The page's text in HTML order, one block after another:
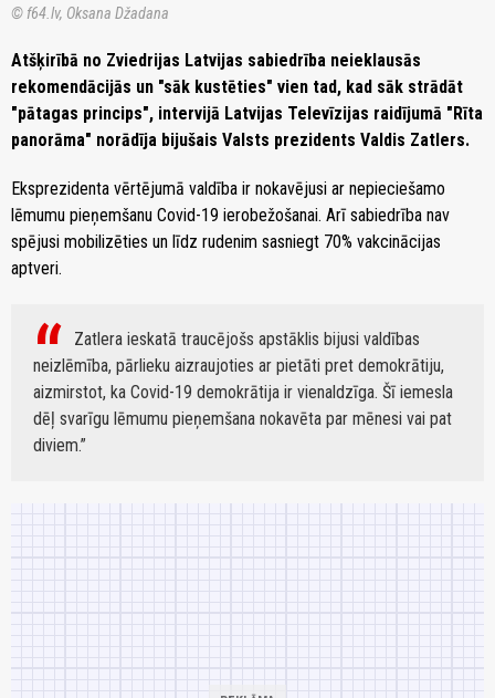
© f64.lv, Oksana Džadana
Atšķirībā no Zviedrijas Latvijas sabiedrība neieklausās
rekomendācijās un "sāk kustēties" vien tad, kad sāk strādāt
"pātagas princips", intervijā Latvijas Televīzijas raidījumā "Rīta
panorāma" norādīja bijušais Valsts prezidents Valdis Zatlers.
Eksprezidenta vērtējumā valdība ir nokavējusi ar nepieciešamo
lēmumu pieņemšanu Covid-19 ierobežošanai. Arī sabiedrība nav
spējusi mobilizēties un līdz rudenim sasniegt 70% vakcinācijas
aptveri.
Zatlera ieskatā traucējošs apstāklis bijusi valdības
neizlēmība, pārlieku aizraujoties ar pietāti pret demokrātiju,
aizmirstot, ka Covid-19 demokrātija ir vienaldzīga. Šī iemesla
dēļ svarīgu lēmumu pieņemšana nokavēta par mēnesi vai pat
diviem.